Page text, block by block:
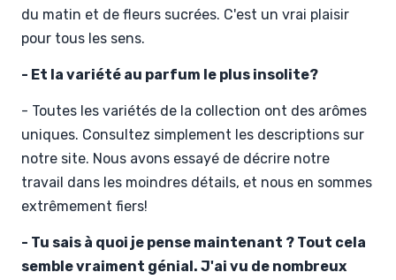
du matin et de fleurs sucrées. C'est un vrai plaisir
pour tous les sens.
- Et la variété au parfum le plus insolite?
- Toutes les variétés de la collection ont des arômes
uniques. Consultez simplement les descriptions sur
notre site. Nous avons essayé de décrire notre
travail dans les moindres détails, et nous en sommes
extrêmement fiers!
- Tu sais à quoi je pense maintenant ? Tout cela
semble vraiment génial. J'ai vu de nombreux